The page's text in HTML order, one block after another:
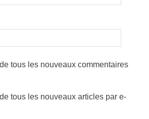
tous les nouveaux commentaires
tous les nouveaux articles par e-